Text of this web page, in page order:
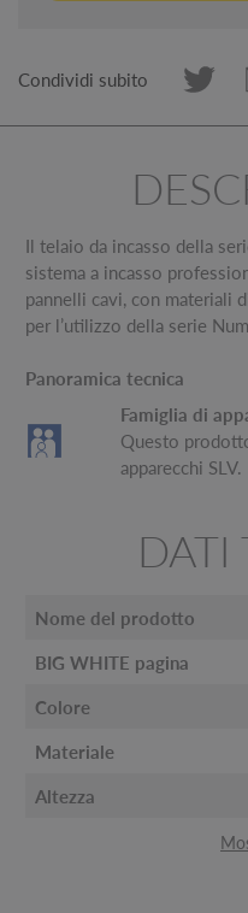
Condividi subito
Il telaio da incasso della
sistema a incasso
pannelli cavi, con materiali
per l’utilizzo della serie
Panoramica tecnica
Famiglia di
Questo
apparecchi SLV.
DATI
Nome del prodotto
BIG WHITE pagina
Colore
Materiale
Altezza